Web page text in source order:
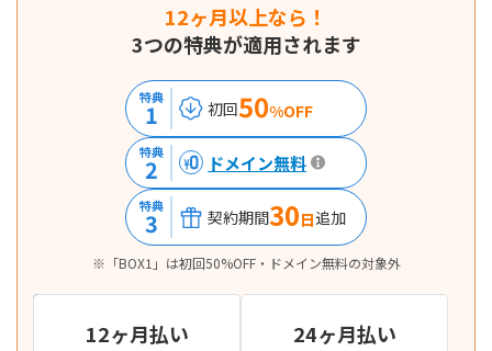
12ヶ月以上なら！
3つの特典が適用されます
特典
1 初回50%OFF
特典
2 ドメイン無料
特典
3 契約期間30日追加
※「BOX1」は初回50%OFF・ドメイン無料の対象外
12ヶ月払い 24ヶ月払い